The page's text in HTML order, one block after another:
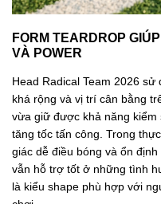
FORM TEARDROP
VÀ POWER
Head Radical Team 2026
khá rộng và vị trí cân bằng
vừa giữ được khả năng kiểm
tăng tốc tấn công. Trong
giác dễ điều bóng và ổn
vẫn hỗ trợ tốt ở những tình
là kiểu shape phù hợp với